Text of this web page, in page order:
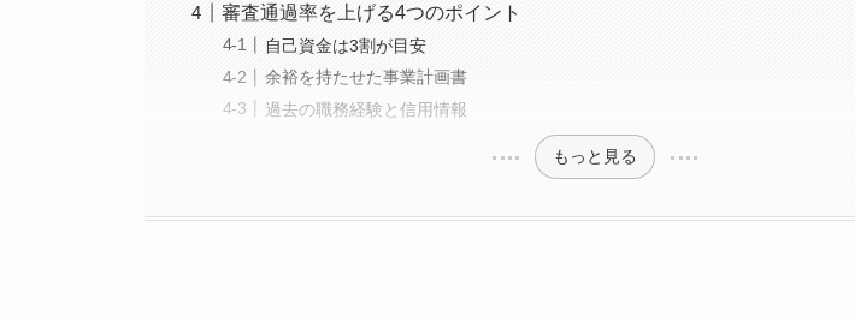
審査通過率を上げる4つのポイント
自己資金は3割が目安
余裕を持たせた事業計画書
過去の職務経験と信用情報
もっと見る